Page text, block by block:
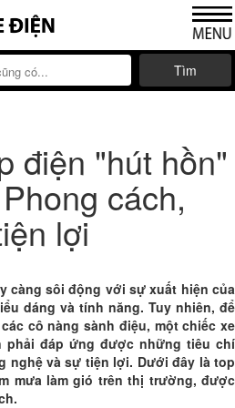
Tìm
điện "hút hồn"
cách,
lợi
càng sôi động với sự xuất hiện của
dáng và tính năng. Tuy nhiên, để
cô nàng sành điệu, một chiếc xe
phải đáp ứng được những tiêu chí
nghệ và sự tiện lợi. Dưới đây là top
mưa làm gió trên thị trường, được